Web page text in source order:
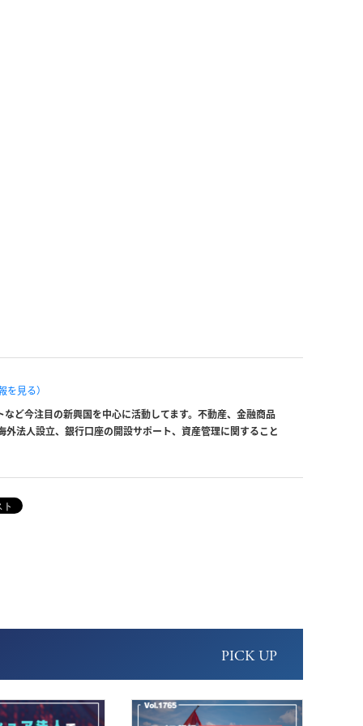
を見る）
ど今注目の新興国を中心に活動してます。不動産、金融商品
法人設立、銀行口座の開設サポート、資産管理に関すること
PICK UP